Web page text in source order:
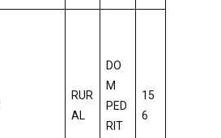
RUR
AL
DO
M
PED
RIT
15
6